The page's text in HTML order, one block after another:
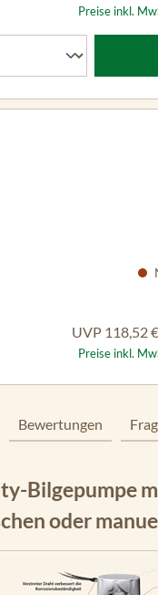
Preise inkl.
UVP 118,52 €
Preise inkl.
Bewertungen
Bilgepumpe
oder